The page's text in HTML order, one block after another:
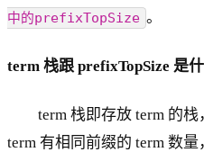
中的prefixTopSize 。
term 栈跟 prefixTopSize 是
term 栈即存放 term 的栈
term 有相同前缀的 term 数